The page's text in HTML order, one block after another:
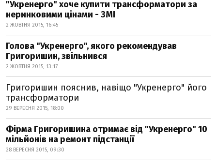
"Укренерго" хоче купити трансформатори за
неринковими цінами - ЗМІ
2 ЖОВТНЯ 2015, 16:45
Голова "Укренерго", якого рекомендував
Григоришин, звільнився
2 ЖОВТНЯ 2015, 13:17
Григоришин пояснив, навіщо "Укренерго" його
трансформатори
29 ВЕРЕСНЯ 2015, 18:00
Фірма Григоришина отримає від "Укренерго" 10
мільйонів на ремонт підстанції
28 ВЕРЕСНЯ 2015, 09:30